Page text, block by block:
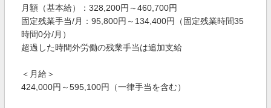
月額（基本給）：328,200円～460,700円
固定残業手当/月：95,800円～134,400円（固定残業時間35
時間0分/月）
超過した時間外労働の残業手当は追加支給
＜月給＞
424,000円～595,100円（一律手当を含む）